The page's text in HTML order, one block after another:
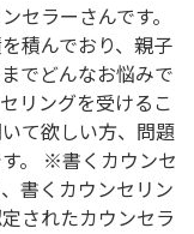
セラーさんです。
積んでおり、親子
でどんなお悩みで
リングを受けるこ
て欲しい方、問題
。 ※書くカウンセ
書くカウンセリン
されたカウンセラ